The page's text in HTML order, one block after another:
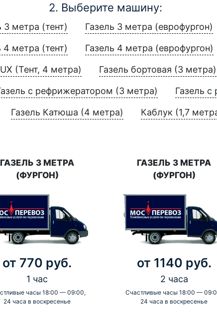
2. Выберите машину:
3 метра (тент) Газель 3 метра (еврофургон)
4 метра (тент) Газель 4 метра (еврофургон)
(Тент, 4 метра) Газель бортовая (3 метра)
с рефрижератором (3 метра) Газель
Газель Катюша (4 метра) Каблук (1,7
ГАЗЕЛЬ 3 МЕТРА
(ФУРГОН)
от 770 руб.
1 час
часы 18:00 — 09:00,
24 часа в воскресенье
-
ГАЗЕЛЬ 3 МЕТРА
(ФУРГОН)
от 1140 руб.
2 часа
Счастливые часы 18:00 —
24 часа в воскресенье
-